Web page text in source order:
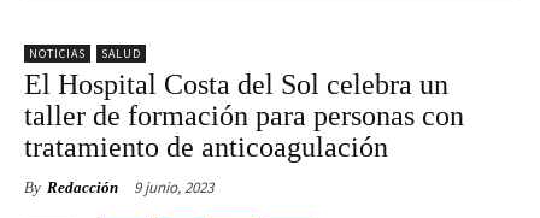
NOTICIAS SALUD
El Hospital Costa del Sol celebra un
taller de formación para personas con
tratamiento de anticoagulación
By Redacción 9 junio, 2023